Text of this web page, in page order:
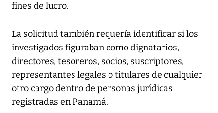
fines de lucro.
La solicitud también requería identificar si los
investigados figuraban como dignatarios,
directores, tesoreros, socios, suscriptores,
representantes legales o titulares de cualquier
otro cargo dentro de personas jurídicas
registradas en Panamá.